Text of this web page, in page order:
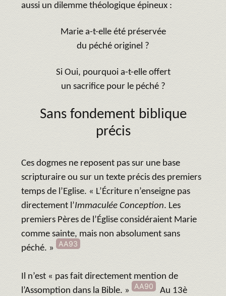
aussi un dilemme théologique épineux :
Marie a-t-elle été préservée
du péché originel ?
Si Oui, pourquoi a-t-elle offert
un sacrifice pour le péché ?
Sans fondement biblique
précis
Ces dogmes ne reposent pas sur une base
scripturaire ou sur un texte précis des premiers
temps de l’Eglise. « L’Écriture n’enseigne pas
directement l’Immaculée Conception. Les
premiers Pères de l’Église considéraient Marie
comme sainte, mais non absolument sans
péché. »
AA93
Il n’est « pas fait directement mention de
l’Assomption dans la Bible. »
AA90
Au 13è